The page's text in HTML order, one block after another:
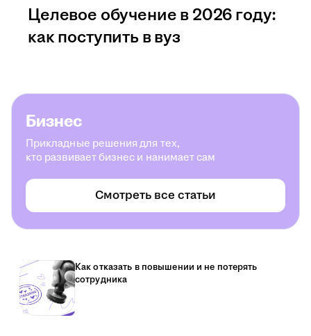
Целевое обучение в 2026 году:
как поступить в вуз
Бизнес
Прикладные решения для тех,
кто развивает бизнес и нанимает сам
Смотреть все статьи
Как отказать в повышении и не потерять
сотрудника